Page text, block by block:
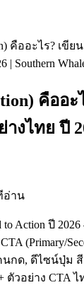
คืออะไร? เขี
| Southern
คืออะ
งไทย ปี
อ่าน
to Action ปี
(Primary/
นกด, ดีไซน์ปุ่ม
ตัวอย่าง CTA